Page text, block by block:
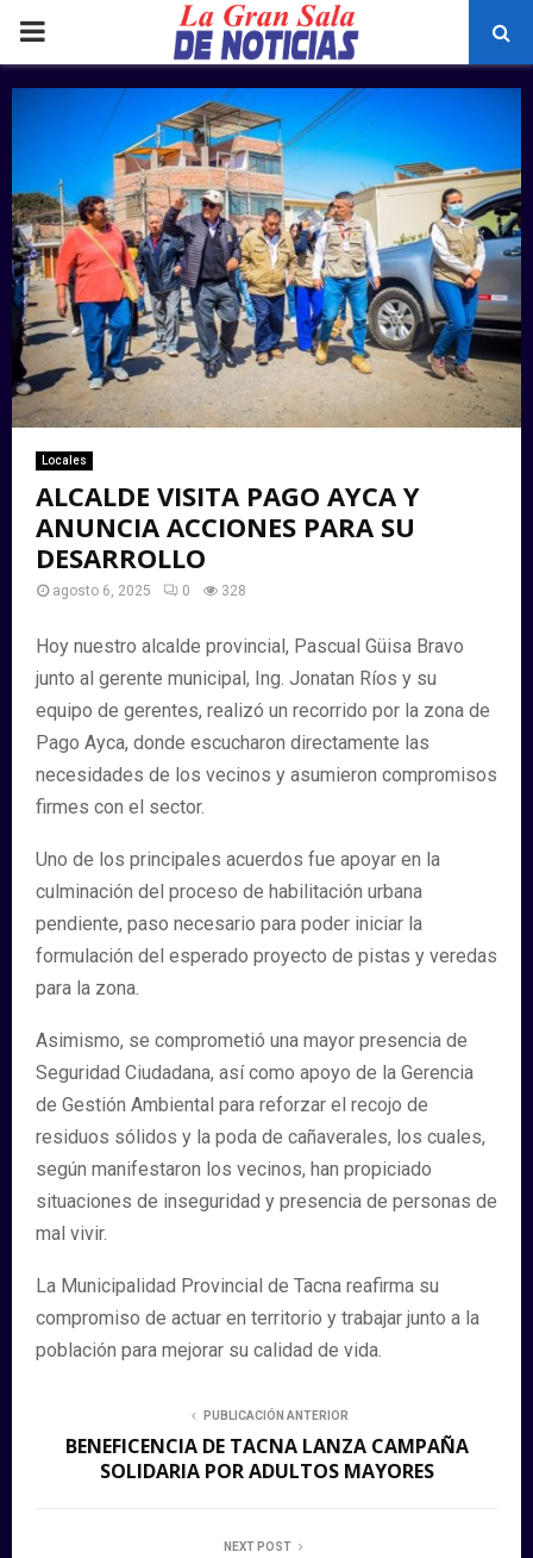
PRIMARY
MENU
Locales
ALCALDE VISITA PAGO AYCA Y
ANUNCIA ACCIONES PARA SU
DESARROLLO
agosto 6, 2025 0 328
Hoy nuestro alcalde provincial, Pascual Güisa Bravo
junto al gerente municipal, Ing. Jonatan Ríos y su
equipo de gerentes, realizó un recorrido por la zona de
Pago Ayca, donde escucharon directamente las
necesidades de los vecinos y asumieron compromisos
firmes con el sector.
Uno de los principales acuerdos fue apoyar en la
culminación del proceso de habilitación urbana
pendiente, paso necesario para poder iniciar la
formulación del esperado proyecto de pistas y veredas
para la zona.
Asimismo, se comprometió una mayor presencia de
Seguridad Ciudadana, así como apoyo de la Gerencia
de Gestión Ambiental para reforzar el recojo de
residuos sólidos y la poda de cañaverales, los cuales,
según manifestaron los vecinos, han propiciado
situaciones de inseguridad y presencia de personas de
mal vivir.
La Municipalidad Provincial de Tacna reafirma su
compromiso de actuar en territorio y trabajar junto a la
población para mejorar su calidad de vida.
PUBLICACIÓN ANTERIOR
BENEFICENCIA DE TACNA LANZA CAMPAÑA
SOLIDARIA POR ADULTOS MAYORES
NEXT POST